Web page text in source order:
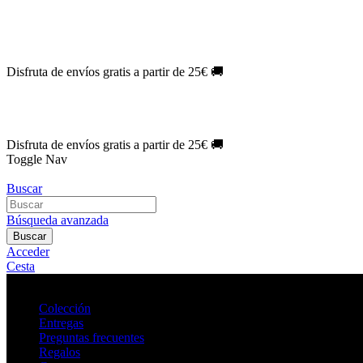
Disfruta de envíos gratis a partir de 25€ 🚚
Disfruta de envíos gratis a partir de 25€ 🚚
Toggle Nav
Buscar
Búsqueda avanzada
Buscar
Acceder
Cesta
Colección
Entregas
Preguntas frecuentes
Regalos